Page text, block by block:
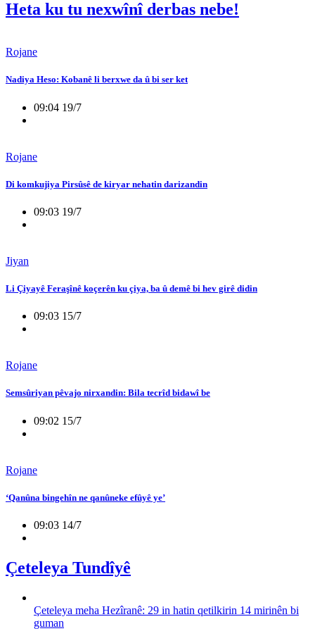
Heta ku tu nexwînî derbas nebe!
Rojane
Nadiya Heso: Kobanê li berxwe da û bi ser ket
09:04 19/7
Rojane
Di komkujiya Pirsûsê de kiryar nehatin darizandin
09:03 19/7
Jiyan
Li Çiyayê Feraşînê koçerên ku çiya, ba û demê bi hev girê didin
09:03 15/7
Rojane
Semsûriyan pêvajo nirxandin: Bila tecrîd bidawî be
09:02 15/7
Rojane
‘Qanûna bingehîn ne qanûneke efûyê ye’
09:03 14/7
Çeteleya Tundîyê
Çeteleya meha Hezîranê: 29 in hatin qetilkirin 14 mirinên bi
guman